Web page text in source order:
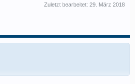
Zuletzt bearbeitet: 29. März 2018